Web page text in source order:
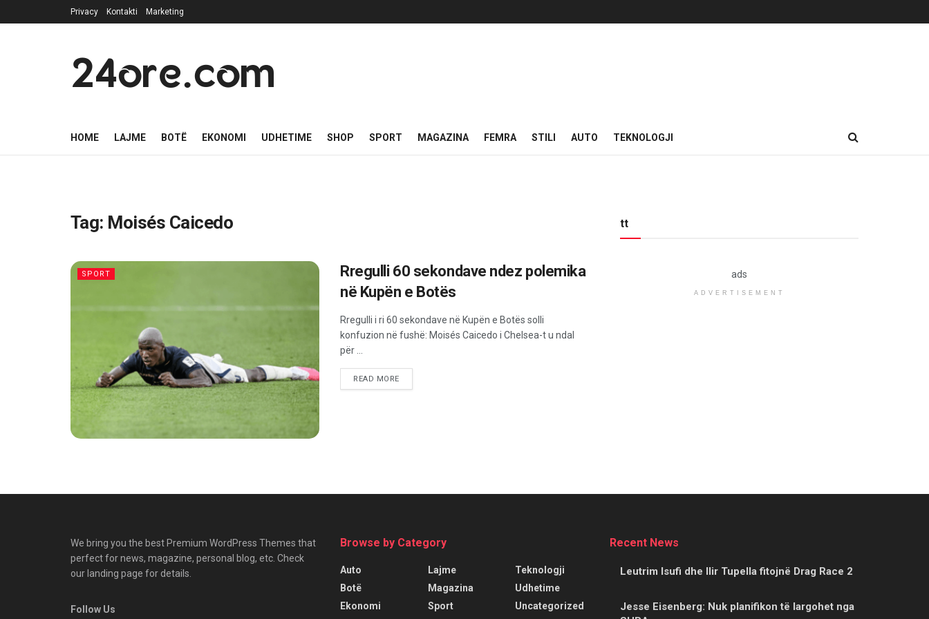
Privacy Kontakti Marketing
24ore.com
HOME LAJME BOTË EKONOMI UDHETIME SHOP SPORT MAGAZINA FEMRA STILI AUTO TEKNOLOGJI
Tag: Moisés Caicedo
SPORT
Rregulli 60 sekondave ndez polemika
në Kupën e Botës
Rregulli i ri 60 sekondave në Kupën e Botës solli
konfuzion në fushë: Moisés Caicedo i Chelsea-t u ndal
për ...
READ MORE
tt
ads
ADVERTISEMENT
We bring you the best Premium WordPress Themes that
perfect for news, magazine, personal blog, etc. Check
our landing page for details.
Follow Us
Browse by Category
Auto
Botë
Ekonomi
Lajme
Magazina
Sport
Teknologji
Udhetime
Uncategorized
Recent News
Leutrim Isufi dhe Ilir Tupella fitojnë Drag Race 2
Jesse Eisenberg: Nuk planifikon të largohet nga